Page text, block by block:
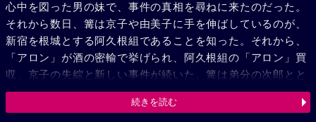
心中を図った男の妹で、事件の真相を尋ねに来たのだった。
それから数日、篝は京子や由美子に手を伸ばしているのが、
新宿を根城とする阿久根組であることを知った。それから、
「アロン」が酒の密輸で挙げられ、阿久根組の「アロン」買
収、京子の失綜と新しい事件が続いた。篝は弟分の次郎とと
もに今度の事件ばかりでなく、五年前の真相究明に乗出し
た。その頃、阿久根は悪徳弁護士藤倉をまじえ、篝たちの情
続きを読む